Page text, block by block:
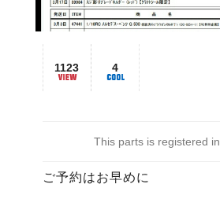
1123 4
This parts is registered in
ご予約はお早めに